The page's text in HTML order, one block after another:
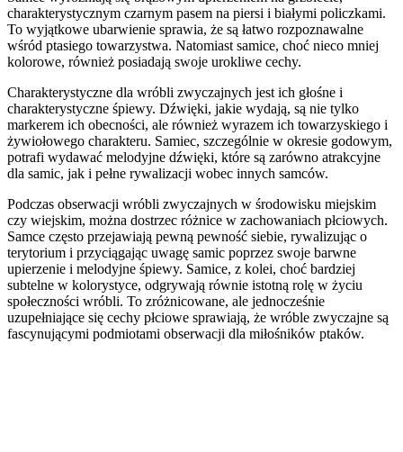
charakterystycznym czarnym pasem na piersi i białymi policzkami.
To wyjątkowe ubarwienie sprawia, że są łatwo rozpoznawalne
wśród ptasiego towarzystwa. Natomiast samice, choć nieco mniej
kolorowe, również posiadają swoje urokliwe cechy.
Charakterystyczne dla wróbli zwyczajnych jest ich głośne i
charakterystyczne śpiewy. Dźwięki, jakie wydają, są nie tylko
markerem ich obecności, ale również wyrazem ich towarzyskiego i
żywiołowego charakteru. Samiec, szczególnie w okresie godowym,
potrafi wydawać melodyjne dźwięki, które są zarówno atrakcyjne
dla samic, jak i pełne rywalizacji wobec innych samców.
Podczas obserwacji wróbli zwyczajnych w środowisku miejskim
czy wiejskim, można dostrzec różnice w zachowaniach płciowych.
Samce często przejawiają pewną pewność siebie, rywalizując o
terytorium i przyciągając uwagę samic poprzez swoje barwne
upierzenie i melodyjne śpiewy. Samice, z kolei, choć bardziej
subtelne w kolorystyce, odgrywają równie istotną rolę w życiu
społeczności wróbli. To zróżnicowane, ale jednocześnie
uzupełniające się cechy płciowe sprawiają, że wróble zwyczajne są
fascynującymi podmiotami obserwacji dla miłośników ptaków.